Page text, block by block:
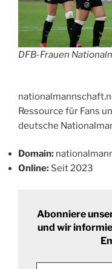
DFB-Frauen
Ressource für Fans
deutsche
Domain:
Online: Seit 2023
Abonniere
und wir